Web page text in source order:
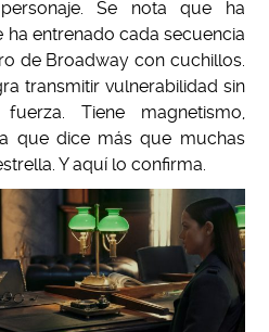
Se nota que ha
entrenado cada secuencia
de Broadway con cuchillos.
transmitir vulnerabilidad sin
Tiene magnetismo,
que dice más que muchas
Y aquí lo confirma.